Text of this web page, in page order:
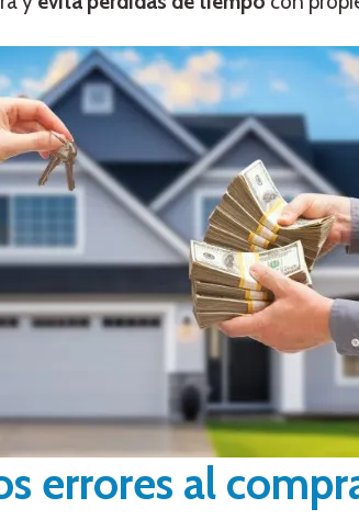
errores al